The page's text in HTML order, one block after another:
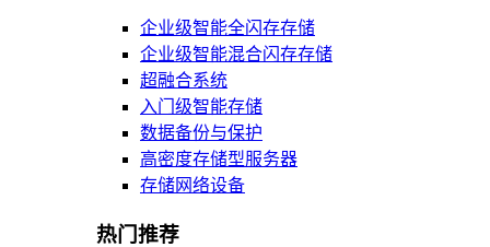
企业级智能全闪存存储
企业级智能混合闪存存储
超融合系统
入门级智能存储
数据备份与保护
高密度存储型服务器
存储网络设备
热门推荐